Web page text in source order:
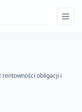
rentowności obligacji i